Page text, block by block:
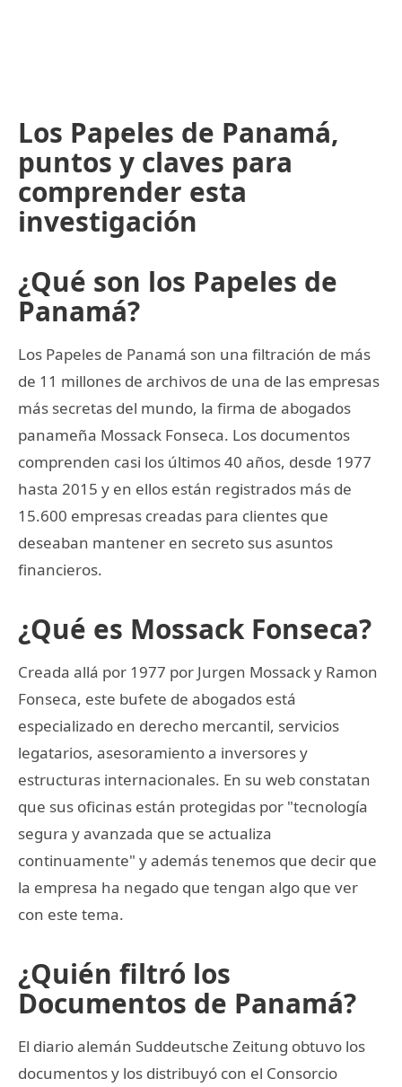
Los Papeles de Panamá,
puntos y claves para
comprender esta
investigación
¿Qué son los Papeles de
Panamá?
Los Papeles de Panamá son una filtración de más
de 11 millones de archivos de una de las empresas
más secretas del mundo, la firma de abogados
panameña Mossack Fonseca. Los documentos
comprenden casi los últimos 40 años, desde 1977
hasta 2015 y en ellos están registrados más de
15.600 empresas creadas para clientes que
deseaban mantener en secreto sus asuntos
financieros.
¿Qué es Mossack Fonseca?
Creada allá por 1977 por Jurgen Mossack y Ramon
Fonseca, este bufete de abogados está
especializado en derecho mercantil, servicios
legatarios, asesoramiento a inversores y
estructuras internacionales. En su web constatan
que sus oficinas están protegidas por "tecnología
segura y avanzada que se actualiza
continuamente" y además tenemos que decir que
la empresa ha negado que tengan algo que ver
con este tema.
¿Quién filtró los
Documentos de Panamá?
El diario alemán Suddeutsche Zeitung obtuvo los
documentos y los distribuyó con el Consorcio